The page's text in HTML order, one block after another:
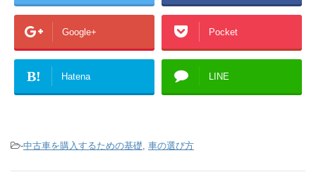
Google+ Pocket
B! Hatena LINE
-中古車を購入するための基礎, 車の選び方